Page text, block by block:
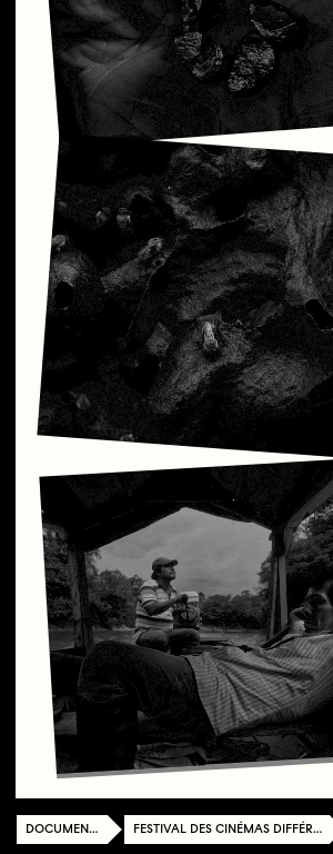
DOCUMENTATION CENTER FESTIVAL DES CINÉMAS DIFFÉRENTS ET EXPÉRIMENTAUX DE PARIS